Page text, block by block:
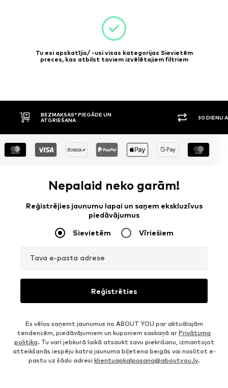
Tu esi apskatījis/ -usi visas kategorijas Sievietēm
preces, kas atbilst taviem izvēlētajiem filtriem
BEZMAKSAS* PIEGĀDE UN
ATGRIEŠANA
30 DIENU
Nepalaid neko garām!
Reģistrējies jaunumu lapai un saņem ekskluzīvus
piedāvājumus
Sievietēm Vīriešiem
Tava e-pasta adrese
Reģistrēties
Es vēlos saņemt jaunumus no ABOUT YOU par aktuālajām
tendencēm, piedāvājumiem un kuponiem saskaņā ar Privātuma
politika. Tu vari jebkurā laikā atsaukt savu piekrišanu, izmantojot
atteikšanās iespēju katra jaunuma biļetena beigās vai nosūtot e-
pastu uz šādu adresi klientuapkalposana@aboutyou.lv.